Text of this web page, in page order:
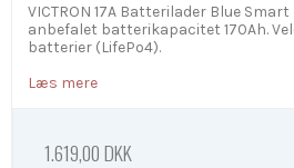
VICTRON 17A Batterilader Blue Smart
anbefalet batterikapacitet 170Ah.
batterier (LifePo4).
Læs mere
1.619,00 DKK